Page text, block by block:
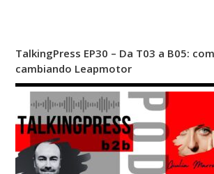
TalkingPress EP30 – Da T03 a B05:
cambiando Leapmotor